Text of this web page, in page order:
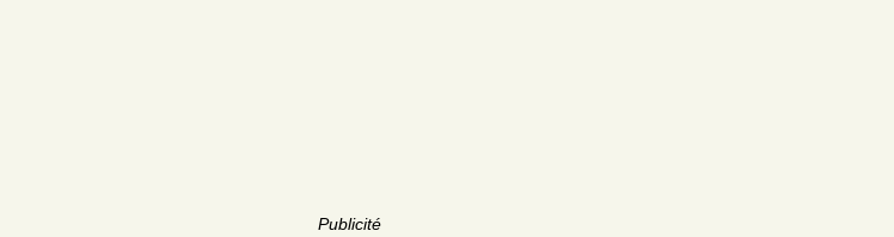
Publicité